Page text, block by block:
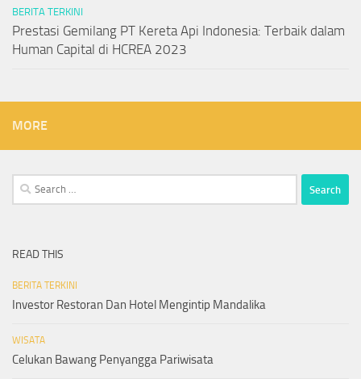
BERITA TERKINI
Prestasi Gemilang PT Kereta Api Indonesia: Terbaik dalam
Human Capital di HCREA 2023
MORE
Search
for:
READ THIS
BERITA TERKINI
Investor Restoran Dan Hotel Mengintip Mandalika
WISATA
Celukan Bawang Penyangga Pariwisata